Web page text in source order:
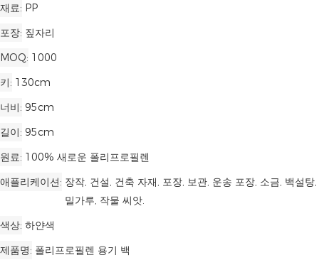
재료 PP
포장 짚자리
MOQ 1000
키 130cm
너비 95cm
길이 95cm
원료 100% 새로운 폴리프로필렌
애플리케이션 장작, 건설, 건축 자재, 포장, 보관, 운송 포장, 소금, 백설탕,
밀가루, 작물 씨앗.
색상 하얀색
제품명 폴리프로필렌 용기 백